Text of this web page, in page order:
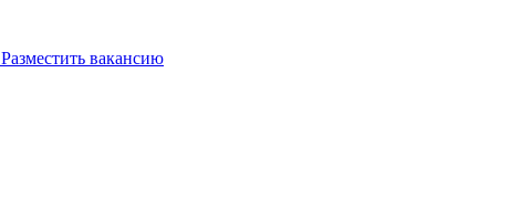
Разместить вакансию